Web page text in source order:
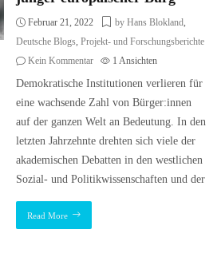
Februar 21, 2022 by Hans Blokland,
Deutsche Blogs,Projekt- und Forschungsberichte
Kein Kommentar
1Ansichten
Demokratische Institutionen verlieren für
eine wachsende Zahl von Bürger:innen
auf der ganzen Welt an Bedeutung. In den
letzten Jahrzehnte drehten sich viele der
akademischen Debatten in den westlichen
Sozial- und Politikwissenschaften und der
Read More